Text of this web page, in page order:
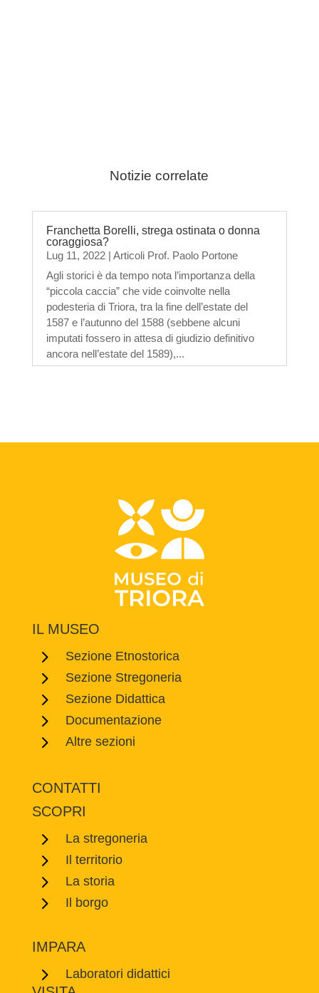
Notizie correlate
Franchetta Borelli, strega ostinata o donna
coraggiosa?
Lug 11, 2022| Articoli Prof. Paolo Portone
Agli storici è da tempo nota l’importanza della
“piccola caccia” che vide coinvolte nella
podesteria di Triora, tra la fine dell’estate del
1587 e l’autunno del 1588 (sebbene alcuni
imputati fossero in attesa di giudizio definitivo
ancora nell’estate del 1589),...
IL MUSEO
5 Sezione Etnostorica
5 Sezione Stregoneria
5 Sezione Didattica
5 Documentazione
5 Altre sezioni
CONTATTI
SCOPRI
5 La stregoneria
5 Il territorio
5 La storia
5 Il borgo
IMPARA
5 Laboratori didattici